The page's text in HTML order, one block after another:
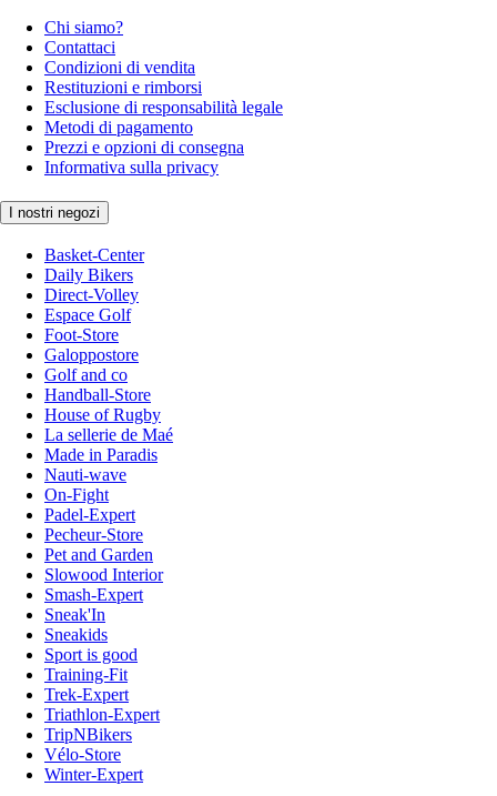
Chi siamo?
Contattaci
Condizioni di vendita
Restituzioni e rimborsi
Esclusione di responsabilità legale
Metodi di pagamento
Prezzi e opzioni di consegna
Informativa sulla privacy
I nostri negozi
Basket-Center
Daily Bikers
Direct-Volley
Espace Golf
Foot-Store
Galoppostore
Golf and co
Handball-Store
House of Rugby
La sellerie de Maé
Made in Paradis
Nauti-wave
On-Fight
Padel-Expert
Pecheur-Store
Pet and Garden
Slowood Interior
Smash-Expert
Sneak'In
Sneakids
Sport is good
Training-Fit
Trek-Expert
Triathlon-Expert
TripNBikers
Vélo-Store
Winter-Expert